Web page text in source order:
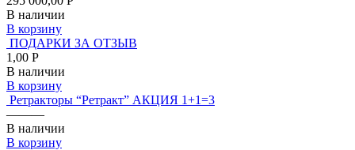
В наличии
В корзину
ПОДАРКИ ЗА ОТЗЫВ
1,00 Р
В наличии
В корзину
Ретракторы “Ретракт” АКЦИЯ 1+1=3
———
В наличии
В корзину